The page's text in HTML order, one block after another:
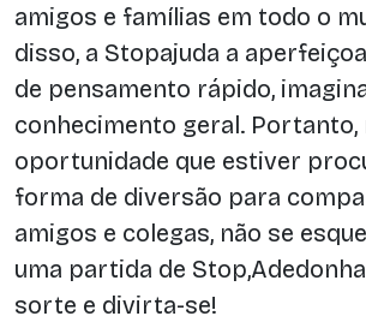
amigos e famílias em todo o
disso, a Stopajuda a
de pensamento rápido,
conhecimento geral. Portanto,
oportunidade que estiver
forma de diversão para
amigos e colegas, não se
uma partida de
sorte e divirta-se!